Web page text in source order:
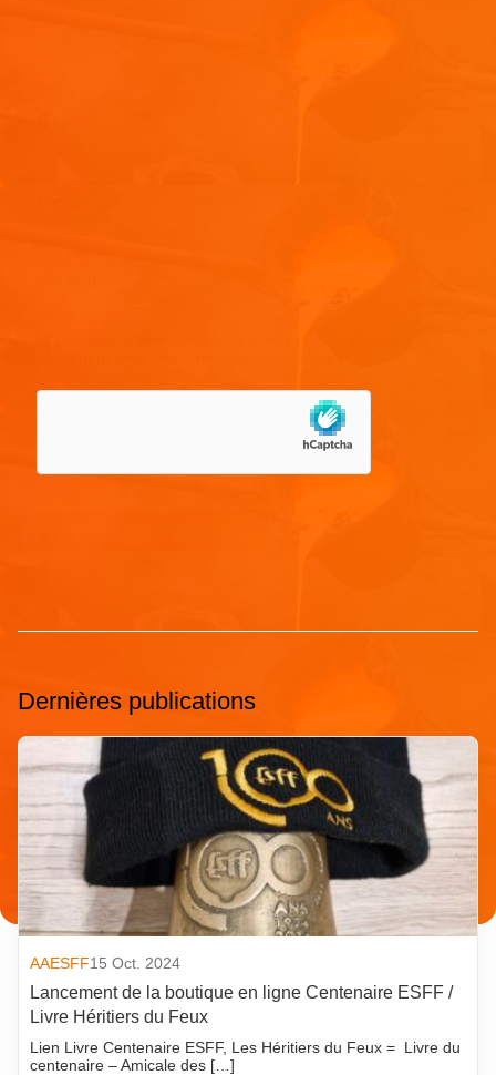
Dernières publications
AAESFF15 Oct. 2024
Lancement de la boutique en ligne Centenaire ESFF /
Livre Héritiers du Feux
Lien Livre Centenaire ESFF, Les Héritiers du Feux = Livre du
centenaire – Amicale des […]